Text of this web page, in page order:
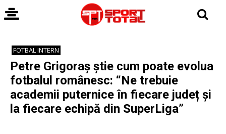
FOTBAL INTERN
Petre Grigoraș știe cum poate evolua
fotbalul românesc: “Ne trebuie
academii puternice în fiecare județ și
la fiecare echipă din SuperLiga”